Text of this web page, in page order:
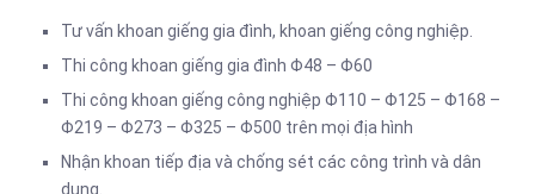
Tư vấn khoan giếng gia đình, khoan giếng công nghiệp.
Thi công khoan giếng gia đình Φ48 – Φ60
Thi công khoan giếng công nghiệp Φ110 – Φ125 – Φ168 –
Φ219 – Φ273 – Φ325 – Φ500 trên mọi địa hình
Nhận khoan tiếp địa và chống sét các công trình và dân
dụng.